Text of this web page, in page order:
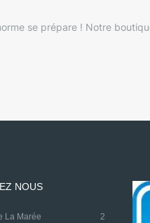
se prépare ! Notre
NOUS
La Marée 2